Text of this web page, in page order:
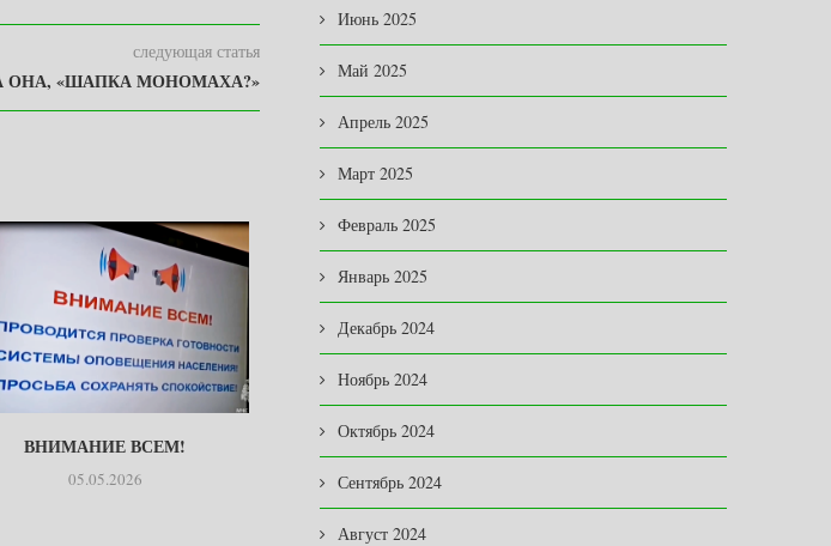
следующая статья
ОНА, «ШАПКА МОНОМАХА?»
ВНИМАНИЕ ВСЕМ!
05.05.2026
БЕСПЛАТНАЯ ВАКЦИНАЦИЯ ОТ
БЕШЕНСТВА
20.04.2026
Июнь 2025
Май 2025
Апрель 2025
Март 2025
Февраль 2025
Январь 2025
Декабрь 2024
Ноябрь 2024
Октябрь 2024
Сентябрь 2024
Август 2024